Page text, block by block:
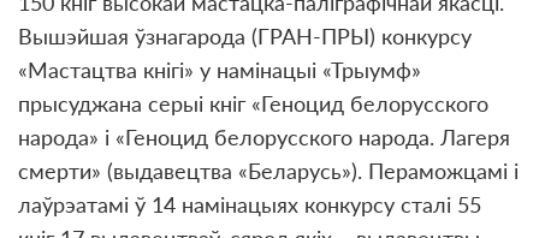
Вышэйшая ўзнагарода (ГРАН-ПРЫ) конкурсу
«Мастацтва кнігі» у намінацыі «Трыумф»
прысуджана серыі кніг «Геноцид белорусского
народа» і «Геноцид белорусского народа. Лагеря
смерти» (выдавецтва «Беларусь»). Пераможцамі і
лаўрэатамі ў 14 намінацыях конкурсу сталі 55